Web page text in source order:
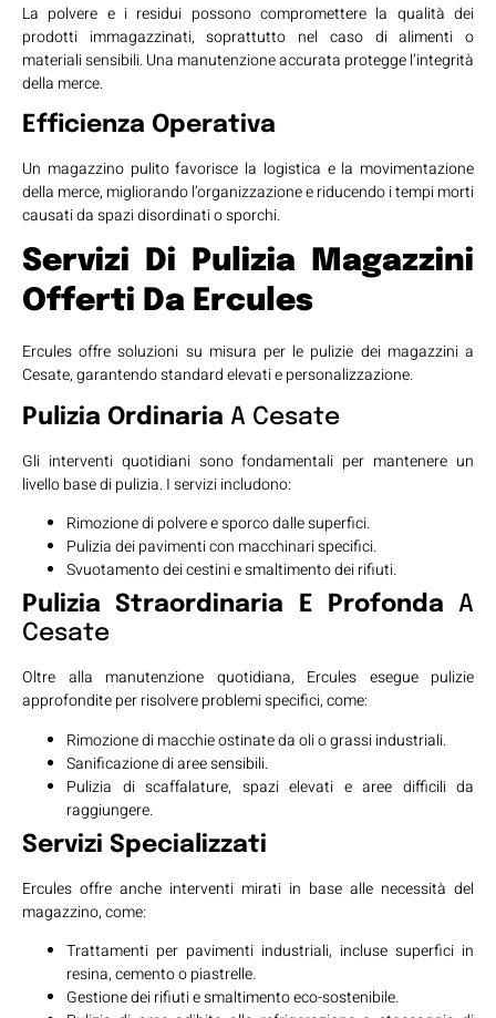
La polvere e i residui possono compromettere la qualità dei
prodotti immagazzinati, soprattutto nel caso di alimenti o
materiali sensibili. Una manutenzione accurata protegge l’integrità
della merce.
Efficienza Operativa
Un magazzino pulito favorisce la logistica e la movimentazione
della merce, migliorando l’organizzazione e riducendo i tempi morti
causati da spazi disordinati o sporchi.
Servizi Di Pulizia Magazzini
Offerti Da Ercules
Ercules offre soluzioni su misura per le pulizie dei magazzini a
Cesate, garantendo standard elevati e personalizzazione.
Pulizia Ordinaria A Cesate
Gli interventi quotidiani sono fondamentali per mantenere un
livello base di pulizia. I servizi includono:
Rimozione di polvere e sporco dalle superfici.
Pulizia dei pavimenti con macchinari specifici.
Svuotamento dei cestini e smaltimento dei rifiuti.
Pulizia Straordinaria E Profonda A
Cesate
Oltre alla manutenzione quotidiana, Ercules esegue pulizie
approfondite per risolvere problemi specifici, come:
Rimozione di macchie ostinate da oli o grassi industriali.
Sanificazione di aree sensibili.
Pulizia di scaffalature, spazi elevati e aree difficili da
raggiungere.
Servizi Specializzati
Ercules offre anche interventi mirati in base alle necessità del
magazzino, come:
Trattamenti per pavimenti industriali, incluse superfici in
resina, cemento o piastrelle.
Gestione dei rifiuti e smaltimento eco-sostenibile.